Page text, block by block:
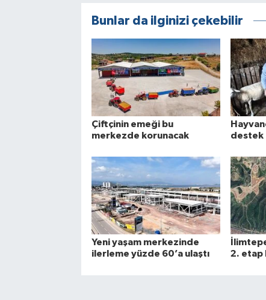
Bunlar da ilginizi çekebilir
Çiftçinin emeği bu
merkezde korunacak
destek
Yeni yaşam merkezinde
ilerleme yüzde 60’a ulaştı
2. etap